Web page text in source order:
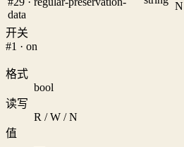
data
N
开关
#1 · on
格式
bool
读写
R / W / N
值